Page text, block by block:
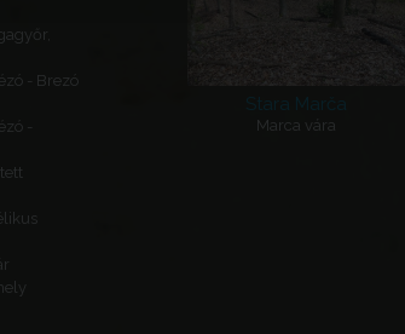
- Brezó
-
Stara Marča
Marca vára